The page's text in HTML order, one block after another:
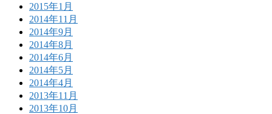
2015年1月
2014年11月
2014年9月
2014年8月
2014年6月
2014年5月
2014年4月
2013年11月
2013年10月